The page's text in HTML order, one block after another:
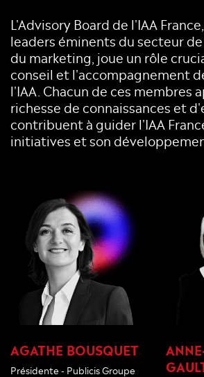
L'Advisory Board de l'IAA
leaders éminents du secteur
du marketing, joue un rôle
conseil et l'accompagnement
l'IAA. Chacun de ces membres
richesse de connaissances et
contribuent à guider l'IAA
initiatives et son
AGATHE BOUSQUET
Présidente - Publicis Groupe